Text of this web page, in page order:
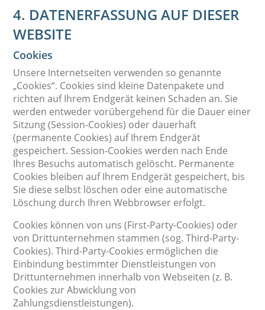
4. DATENERFASSUNG AUF DIESER
WEBSITE
Cookies
Unsere Internetseiten verwenden so genannte
„Cookies“. Cookies sind kleine Datenpakete und
richten auf Ihrem Endgerät keinen Schaden an. Sie
werden entweder vorübergehend für die Dauer einer
Sitzung (Session-Cookies) oder dauerhaft
(permanente Cookies) auf Ihrem Endgerät
gespeichert. Session-Cookies werden nach Ende
Ihres Besuchs automatisch gelöscht. Permanente
Cookies bleiben auf Ihrem Endgerät gespeichert, bis
Sie diese selbst löschen oder eine automatische
Löschung durch Ihren Webbrowser erfolgt.
Cookies können von uns (First-Party-Cookies) oder
von Drittunternehmen stammen (sog. Third-Party-
Cookies). Third-Party-Cookies ermöglichen die
Einbindung bestimmter Dienstleistungen von
Drittunternehmen innerhalb von Webseiten (z. B.
Cookies zur Abwicklung von
Zahlungsdienstleistungen).